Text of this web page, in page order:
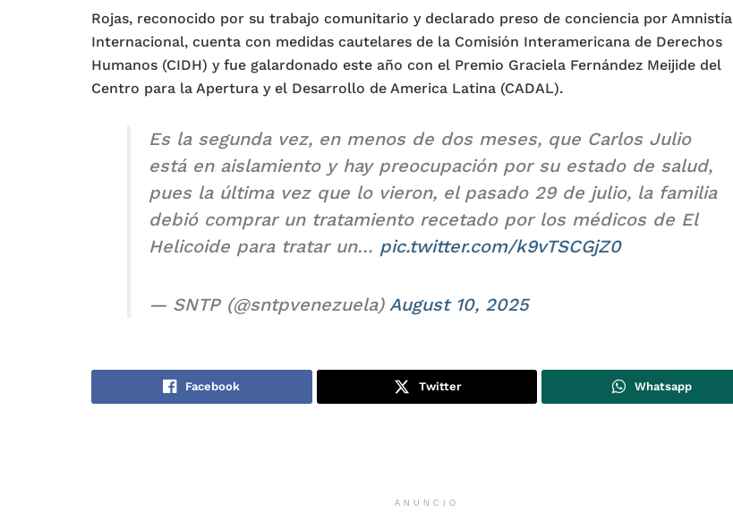
Rojas, reconocido por su trabajo comunitario y declarado preso de conciencia por Amnistía
Internacional, cuenta con medidas cautelares de la Comisión Interamericana de Derechos
Humanos (CIDH) y fue galardonado este año con el Premio Graciela Fernández Meijide del
Centro para la Apertura y el Desarrollo de America Latina (CADAL).
Es la segunda vez, en menos de dos meses, que Carlos Julio
está en aislamiento y hay preocupación por su estado de salud,
pues la última vez que lo vieron, el pasado 29 de julio, la familia
debió comprar un tratamiento recetado por los médicos de El
Helicoide para tratar un… pic.twitter.com/k9vTSCGjZ0
— SNTP (@sntpvenezuela) August 10, 2025
Facebook Twitter Whatsapp
ANUNCIO